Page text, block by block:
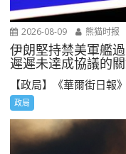
2026-08-09 熊猫时报
伊朗堅持禁美軍艦
遲遲未達成協議的
【政局】《華爾街日報
政局